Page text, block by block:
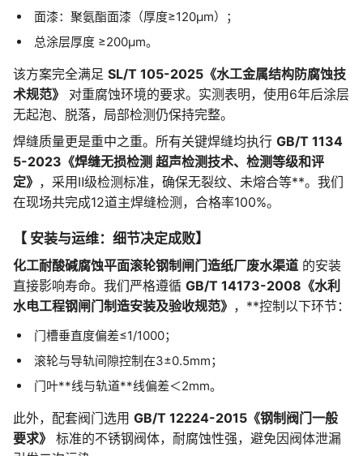
面漆：聚氨酯面漆（厚度≥120μm）；
总涂层厚度 ≥200μm。
该方案完全满足 SL/T 105-2025《水工金属结构防腐蚀技
术规范》
对重腐蚀环境的要求。实测表明，使用6年后涂层
无起泡、脱落，局部检测仍保持完整。
焊缝质量更是重中之重。所有关键焊缝均执行 GB/T 1134
5-2023《焊缝无损检测 超声检测技术、检测等级和评
定》 ，采用Ⅱ级检测标准，确保无裂纹、未熔合等**。我们
在现场共完成12道主焊缝检测，合格率100%。
【 安装与运维：细节决定成败】
化工耐酸碱腐蚀平面滚轮钢制闸门造纸厂废水渠道 的安装
直接影响寿命。我们严格遵循 GB/T 14173-2008《水利
水电工程钢闸门制造安装及验收规范》 ，**控制以下环节：
门槽垂直度偏差≤1/1000；
滚轮与导轨间隙控制在3±0.5mm；
门叶**线与轨道**线偏差＜2mm。
此外，配套阀门选用 GB/T 12224-2015《钢制阀门一般
要求》
标准的不锈钢阀体，耐腐蚀性强，避免因阀体泄漏